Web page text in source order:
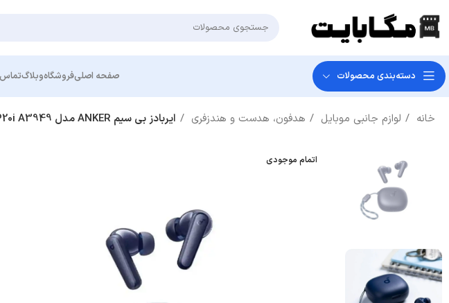
دسته‌بندی‌ محصولات صفحه اصلیفروشگاهوبلاگتماس
خانه لوازم جانبی موبایل هدفون، هدست و هندزفری ایربادز بی سیم ANKER مدل P20i A3949 – آبی (گارانتی 18ماهه حافظه طلایی ایستا)
اتمام موجودی